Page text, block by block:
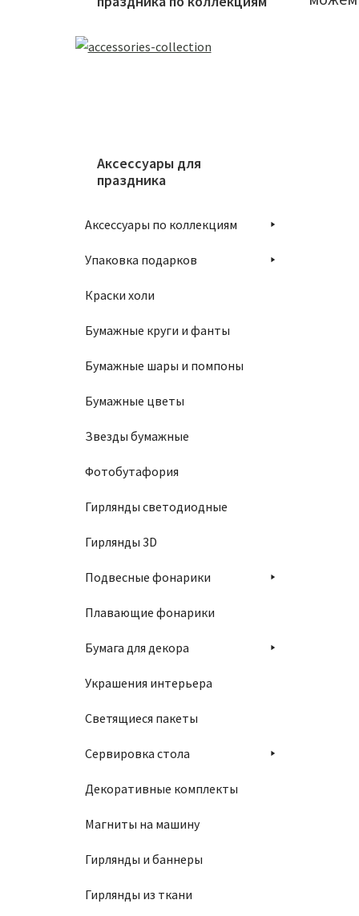
Аксессуары для
праздника
Аксессуары по коллекциям
Упаковка подарков
Краски холи
Бумажные круги и фанты
Бумажные шары и помпоны
Бумажные цветы
Звезды бумажные
Фотобутафория
Гирлянды светодиодные
Гирлянды 3D
Подвесные фонарики
Плавающие фонарики
Бумага для декора
Украшения интерьера
Светящиеся пакеты
Сервировка стола
Декоративные комплекты
Магниты на машину
Гирлянды и баннеры
Гирлянды из ткани